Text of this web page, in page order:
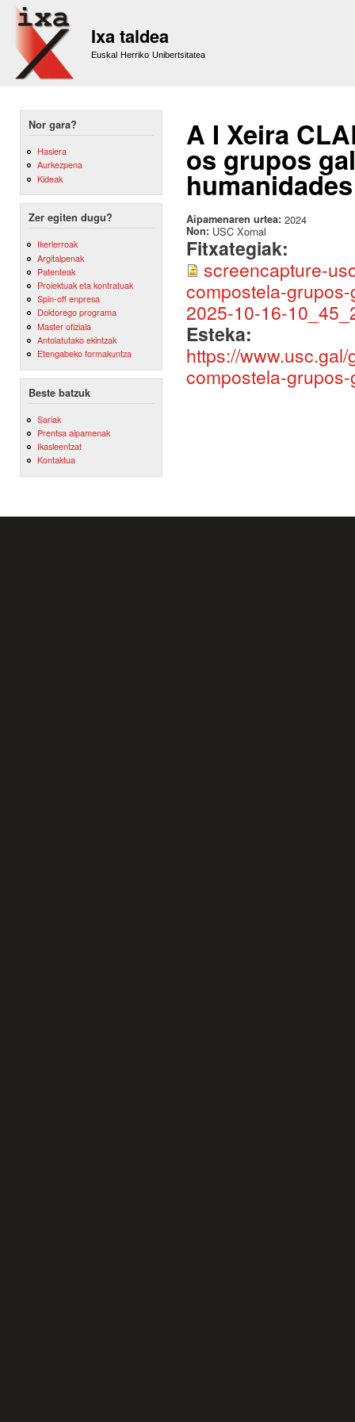
Ixa taldea
Euskal Herriko Unibertsitatea
Nor gara?
Hasiera
Aurkezpena
Kideak
Zer egiten dugu?
Ikerlerroak
Argitalpenak
Patenteak
Proiektuak eta kontratuak
Spin-off enpresa
Doktorego programa
Master ofiziala
Antolatutako ekintzak
Etengabeko formakuntza
Beste batzuk
Sariak
Prentsa aipamenak
Ikasleentzat
Kontaktua
A I Xeira
os grupos
Aipamenaren urtea: 2024
Non: USC Xornal
Fitxategiak:
screencapture-
compostela-
2025-10-16-
Esteka:
https://
compostela-